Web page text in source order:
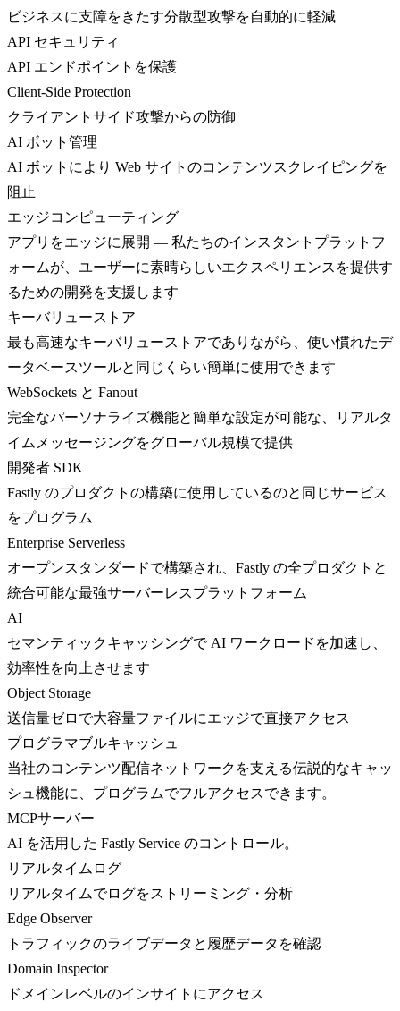
ビジネスに支障をきたす分散型攻撃を自動的に軽減
API セキュリティ
API エンドポイントを保護
Client-Side Protection
クライアントサイド攻撃からの防御
AI ボット管理
AI ボットにより Web サイトのコンテンツスクレイピングを
阻止
エッジコンピューティング
アプリをエッジに展開 — 私たちのインスタントプラットフ
ォームが、ユーザーに素晴らしいエクスペリエンスを提供す
るための開発を支援します
キーバリューストア
最も高速なキーバリューストアでありながら、使い慣れたデ
ータベースツールと同じくらい簡単に使用できます
WebSockets と Fanout
完全なパーソナライズ機能と簡単な設定が可能な、リアルタ
イムメッセージングをグローバル規模で提供
開発者 SDK
Fastly のプロダクトの構築に使用しているのと同じサービス
をプログラム
Enterprise Serverless
オープンスタンダードで構築され、Fastly の全プロダクトと
統合可能な最強サーバーレスプラットフォーム
AI
セマンティックキャッシングで AI ワークロードを加速し、
効率性を向上させます
Object Storage
送信量ゼロで大容量ファイルにエッジで直接アクセス
プログラマブルキャッシュ
当社のコンテンツ配信ネットワークを支える伝説的なキャッ
シュ機能に、プログラムでフルアクセスできます。
MCPサーバー
AI を活用した Fastly Service のコントロール。
リアルタイムログ
リアルタイムでログをストリーミング・分析
Edge Observer
トラフィックのライブデータと履歴データを確認
Domain Inspector
ドメインレベルのインサイトにアクセス